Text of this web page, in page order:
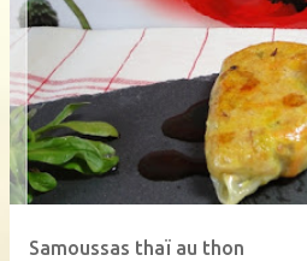
Samoussas thaï au thon